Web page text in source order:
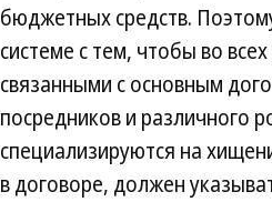
бюджетных средств.
системе с тем, чтобы во
связанными с основным
посредников и различного
специализируются на
в договоре, должен